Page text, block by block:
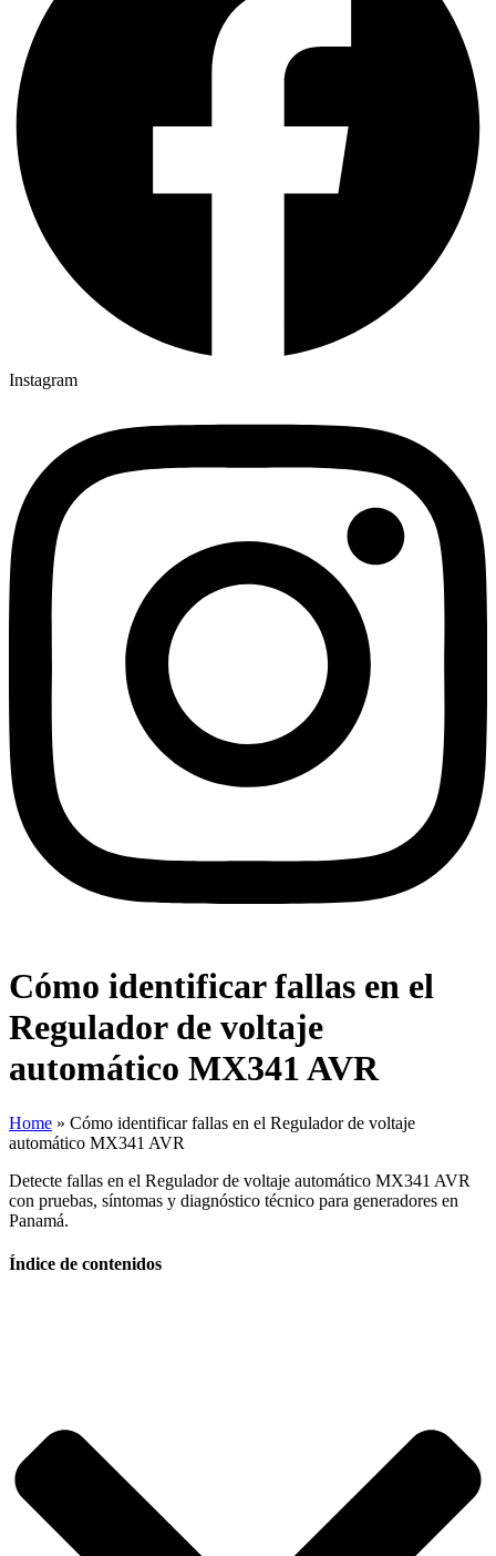
Instagram
Cómo identificar fallas en el
Regulador de voltaje
automático MX341 AVR
Home » Cómo identificar fallas en el Regulador de voltaje
automático MX341 AVR
Detecte fallas en el Regulador de voltaje automático MX341 AVR
con pruebas, síntomas y diagnóstico técnico para generadores en
Panamá.
Índice de contenidos